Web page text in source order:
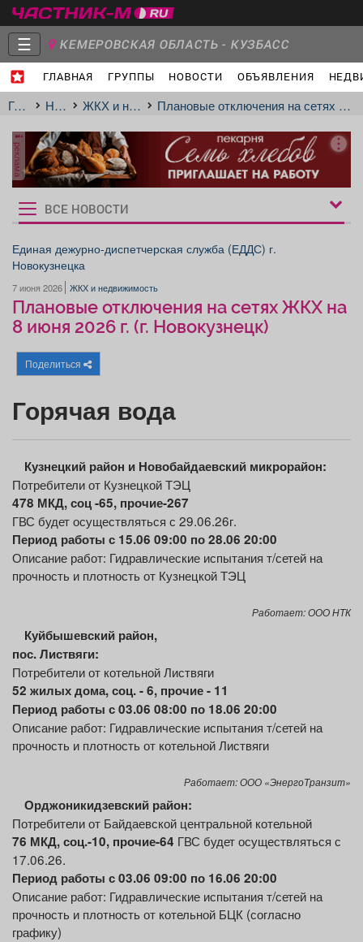
☰ КЕМЕРОВСКАЯ ОБЛАСТЬ - КУЗБАСС
ГЛАВНАЯ ГРУППЫ НОВОСТИ ОБЪЯВЛЕНИЯ
Главная
Группы
Объявления Недвижимость Услуги
Афиша
Товары Поздравления Погода
ТВ программа Я - пенсионер
ГлавнаяНовостиЖКХ и недвижимость Плановые отключения на сетях ЖКХ на 8 июня 2026 г. (г. Новокузнецк)
реклама
Рукбрики
новостей
ВСЕ НОВОСТИ
Единая дежурно-диспетчерская служба (ЕДДС) г.
Новокузнецка
7 июня 2026 ЖКХ и недвижимость
Плановые отключения на сетях ЖКХ на
8 июня 2026 г. (г. Новокузнецк)
Поделиться
Горячая вода
Кузнецкий район и Новобайдаевский микрорайон:
Потребители от Кузнецкой ТЭЦ
478 МКД,соц-65, прочие-267
ГВС будет осуществляться с 29.06.26г.
Период работы с 15.06 09:00 по 28.06 20:00
Описание работ: Гидравлические испытания т/сетей на
прочность и плотность от Кузнецкой ТЭЦ
Работает: ООО НТК
Куйбышевский район,
пос. Листвяги:
Потребители от котельной Листвяги
52 жилыхдома, соц. - 6, прочие- 11
Период работы с 03.06 08:00 по 18.06 20:00
Описание работ: Гидравлические испытания т/сетей на
прочность и плотность от котельной Листвяги
Работает: ООО «ЭнергоТранзит»
Орджоникидзевский район:
Потребители от Байдаевской центральной котельной
76 МКД, соц.-10, прочие-64 ГВС будет осуществляться с
17.06.26.
Период работы с 03.06 09:00 по 16.06 20:00
Описание работ: Гидравлические испытания т/сетей на
прочность и плотность от котельной БЦК (согласно
графику)